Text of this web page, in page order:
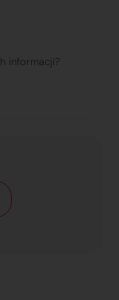
informacji?